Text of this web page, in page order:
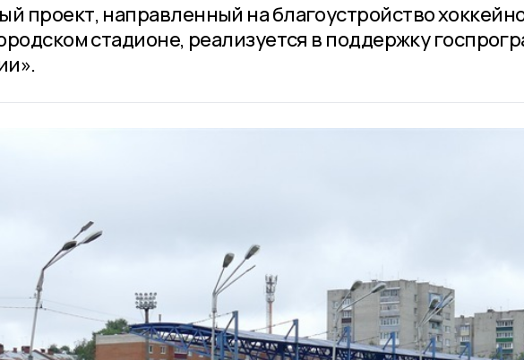
проект, направленный на благоустройство
стадионе, реализуется в поддержку